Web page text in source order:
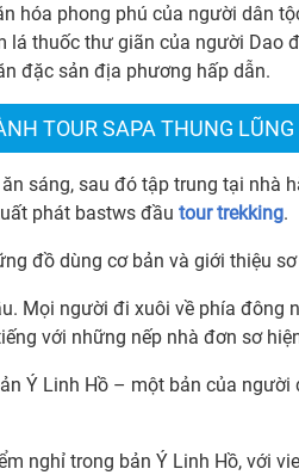
hóa phong phú của người dân
lá thuốc thư giãn của người Dao
đặc sản địa phương hấp dẫn.
TOUR SAPA THUNG
sáng, sau đó tập trung tại nhà
phát bastws đầu tour trekking.
đồ dùng cơ bản và giới thiệu
Mọi người đi xuôi về phía đông
với những nếp nhà đơn sơ
Ý Linh Hồ – một bản của
nghỉ trong bản Ý Linh Hồ, với